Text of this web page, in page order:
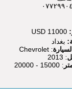
11000 USD
بغداد
: Chevrolet
: 2013
: 15000 - 20000